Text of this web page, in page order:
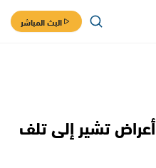
البث المباشر
احذر هذه العلامات.. 6 أعراض تشير إلى تلف